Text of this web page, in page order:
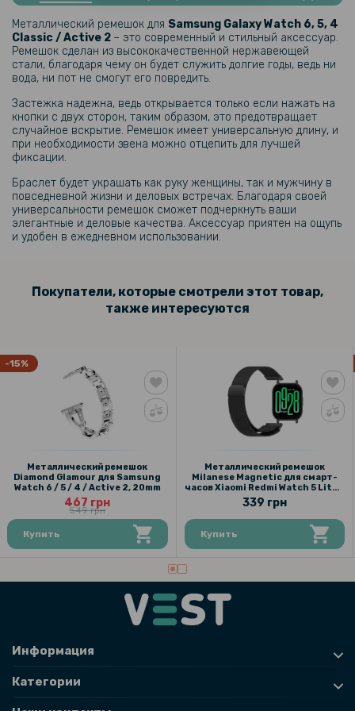
Защитное стекло Privacy Full Screen для Samsung Galaxy A36 5G
Металлический ремешок для Samsung Galaxy Watch 6, 5, 4
Classic / Active 2 – это современный и стильный аксессуар.
Ремешок сделан из высококачественной нержавеющей
стали, благодаря чему он будет служить долгие годы, ведь ни
вода, ни пот не смогут его повредить.
Застежка надежна, ведь открывается только если нажать на
кнопки с двух сторон, таким образом, это предотвращает
случайное вскрытие. Ремешок имеет универсальную длину, и
при необходимости звена можно отцепить для лучшей
фиксации.
Браслет будет украшать как руку женщины, так и мужчину в
повседневной жизни и деловых встречах. Благодаря своей
универсальности ремешок сможет подчеркнуть ваши
элегантные и деловые качества. Аксессуар приятен на ощупь
и удобен в ежедневном использовании.
Покупатели, которые смотрели этот товар,
также интересуются
-15%
Металлический ремешок
Diamond Glamour для Samsung
Watch 6 / 5 / 4 / Active 2, 20mm
467 грн
549 грн
Купить
Металлический ремешок
Milanese Magnetic для смарт-
часов Xiaomi Redmi Watch 5 Lite /
Watch 5 Active 22mm
339 грн
Купить
Информация
Категории